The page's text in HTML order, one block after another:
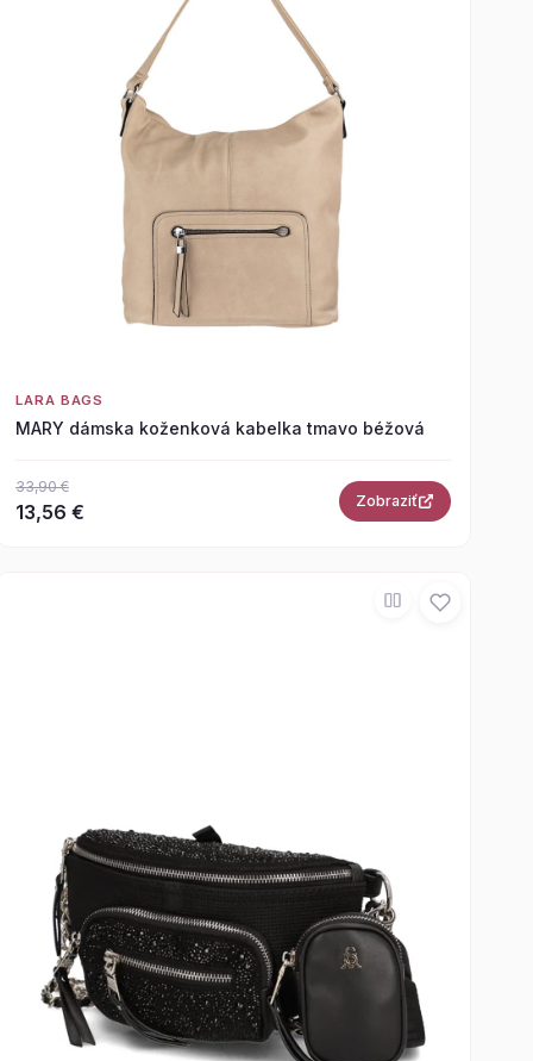
LARA BAGS
MARY dámska koženková kabelka tmavo béžová
33,90 €
13,56 € Zobraziť